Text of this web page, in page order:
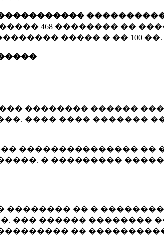
468 �������� ��
����� � �� 100 ��.
�������� ������
���� ���� �������
��������������� ��
� ���������
�������� �� �
��� ������ ��������
��